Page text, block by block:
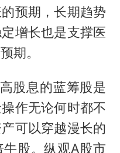
预期，长期趋势
增长也是支撑医
期。
股息的蓝筹股是
作无论何时都不
可以穿越漫长的
股。纵观A股市